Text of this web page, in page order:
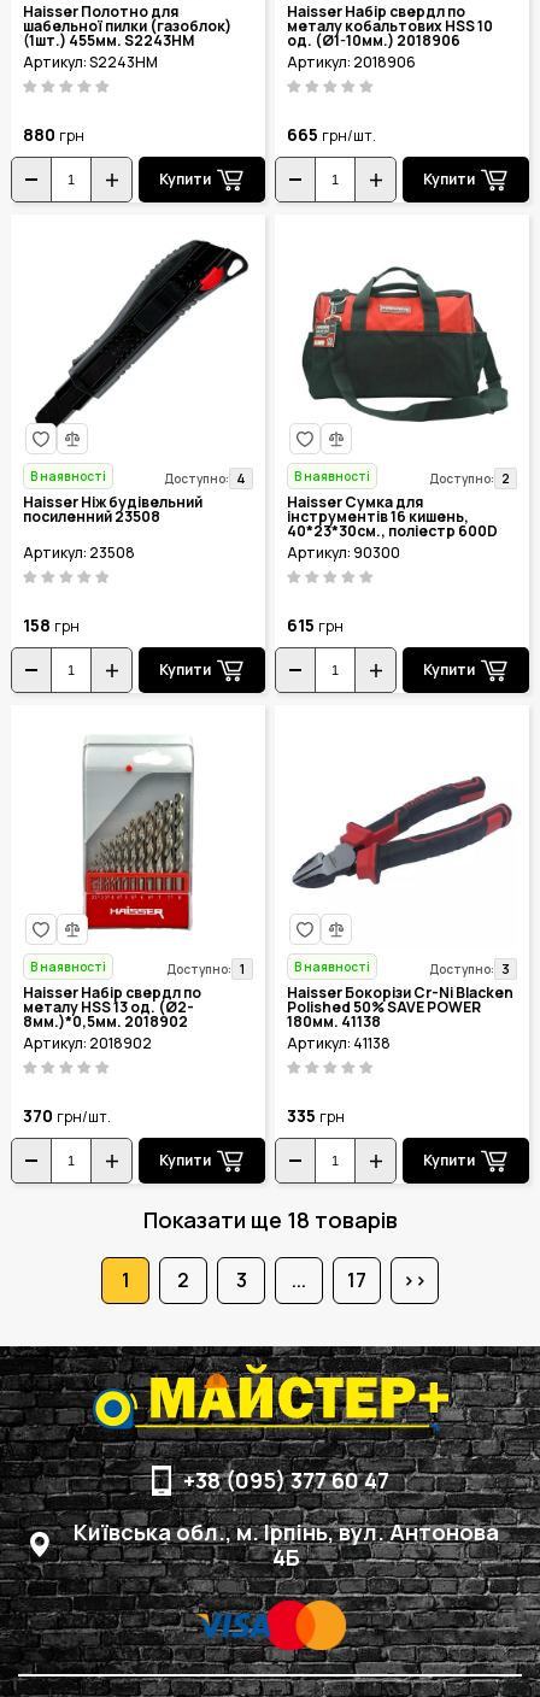
Haisser Полотно для
шабельної пилки (газоблок)
(1шт.) 455мм. S2243HM
Артикул: S2243HM
880 грн
Купити
Haisser Набір свердл по
металу кобальтових HSS 10
од. (Ø1-10мм.) 2018906
Артикул: 2018906
665 грн/шт.
Купити
В наявності Доступно: 4
Haisser Ніж будівельний
посиленний 23508
Артикул: 23508
158 грн
Купити
В наявності Доступно: 2
Haisser Сумка для
інструментів 16 кишень,
40*23*30см., поліестр 600D
90300
Артикул: 90300
615 грн
Купити
В наявності Доступно: 1
Haisser Набір свердл по
металу HSS 13 од. (Ø2-
8мм.)*0,5мм. 2018902
Артикул: 2018902
370 грн/шт.
Купити
В наявності Доступно: 3
Haisser Бокорізи Cr-Ni Blacken
Polished 50% SAVE POWER
180мм. 41138
Артикул: 41138
335 грн
Купити
Показати ще 18 товарів
1 2 3 ... 17 >>
+38 (095) 377 60 47
Київська обл., м. Ірпінь, вул. Антонова
4Б